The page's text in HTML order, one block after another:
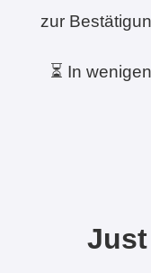
zur
⏳ In
Just